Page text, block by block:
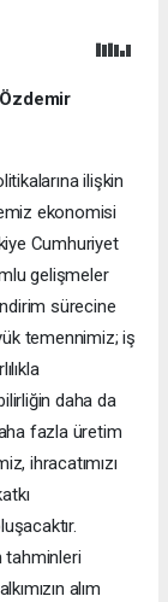
ilişkin
ekonomisi
Cumhuriyet
gelişmeler
sürecine
temennimiz; iş
daha da
fazla üretim
ihracatımızı
tahminleri
alım